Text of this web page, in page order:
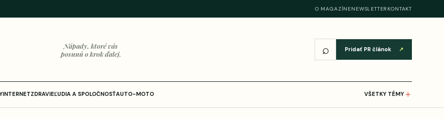
O MAGAZÍNENEWSLETTER KONTAKT
Nápady, ktoré vás
posunú o krok ďalej.
⌕ Pridať PR článok ↗
INTERNETZDRAVIEĽUDIA A SPOLOČNOSŤAUTO-MOTO VŠETKY TÉMY ＋